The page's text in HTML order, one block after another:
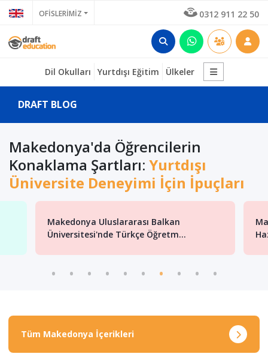
OFİSLERİMİZ 0312 911 22 50
Dil Okulları Yurtdışı Eğitim Ülkeler
DRAFT BLOG
Makedonya'da Öğrencilerin
Konaklama Şartları: Yurtdışı
Üniversite Deneyimi İçin İpuçları
Makedonya Uluslararası Balkan
Üniversitesi'nde Türkçe Öğretm...
Tüm Makedonya İçerikleri